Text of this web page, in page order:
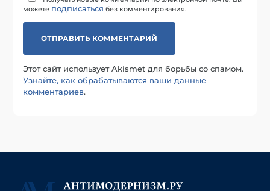
можете подписаться без комментирования.
Этот сайт использует Akismet для борьбы со спамом.
Узнайте, как обрабатываются ваши данные
комментариев.